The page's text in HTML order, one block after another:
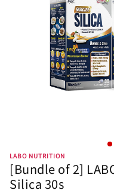
LABO NUTRITION
[Bundle of 2]
Silica 30s